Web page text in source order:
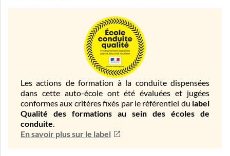
Les actions de formation à la conduite dispensées
dans cette auto-école ont été évaluées et jugées
conformes aux critères fixés par le référentiel du label
Qualité des formations au sein des écoles de
conduite.
En savoir plus sur le label